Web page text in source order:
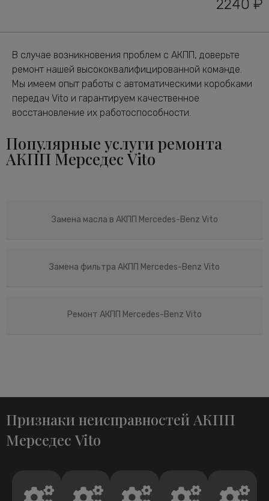
2240 ₽
В случае возникновения проблем с АКПП, доверьте
ремонт нашей высококвалифицированной команде.
Мы имеем опыт работы с автоматическими коробками
передач Vito и гарантируем качественное
восстановление их работоспособности.
Популярные услуги ремонта
АКПП Мерседес Vito
Замена масла в АКПП Mercedes-Benz Vito
Замена фильтра АКПП Mercedes-Benz Vito
Ремонт АКПП Mercedes-Benz Vito
Признаки неисправностей АКПП
Мерседес Vito